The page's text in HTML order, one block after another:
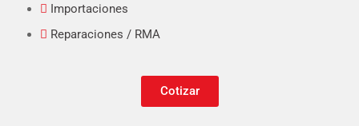
Importaciones
Reparaciones / RMA
Cotizar